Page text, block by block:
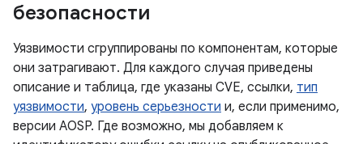
безопасности
Уязвимости сгруппированы по компонентам, которые
они затрагивают. Для каждого случая приведены
описание и таблица, где указаны CVE, ссылки, тип
уязвимости, уровень серьезности и, если применимо,
версии AOSP. Где возможно, мы добавляем к